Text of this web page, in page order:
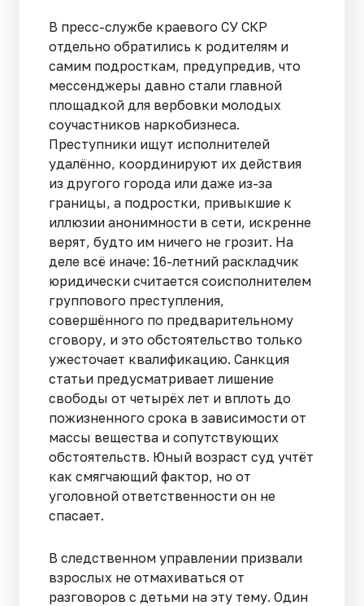
В пресс-службе краевого СУ СКР
отдельно обратились к родителям и
самим подросткам, предупредив, что
мессенджеры давно стали главной
площадкой для вербовки молодых
соучастников наркобизнеса.
Преступники ищут исполнителей
удалённо, координируют их действия
из другого города или даже из-за
границы, а подростки, привыкшие к
иллюзии анонимности в сети, искренне
верят, будто им ничего не грозит. На
деле всё иначе: 16-летний раскладчик
юридически считается соисполнителем
группового преступления,
совершённого по предварительному
сговору, и это обстоятельство только
ужесточает квалификацию. Санкция
статьи предусматривает лишение
свободы от четырёх лет и вплоть до
пожизненного срока в зависимости от
массы вещества и сопутствующих
обстоятельств. Юный возраст суд учтёт
как смягчающий фактор, но от
уголовной ответственности он не
спасает.
В следственном управлении призвали
взрослых не отмахиваться от
разговоров с детьми на эту тему. Один